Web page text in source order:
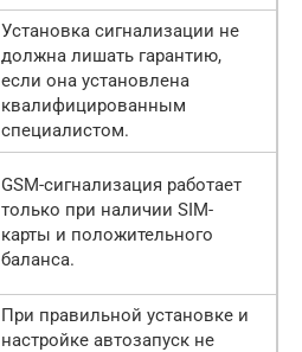
Установка сигнализации не
должна лишать гарантию,
если она установлена
квалифицированным
специалистом.
GSM-сигнализация работает
только при наличии SIM-
карты и положительного
баланса.
При правильной установке и
настройке автозапуск не